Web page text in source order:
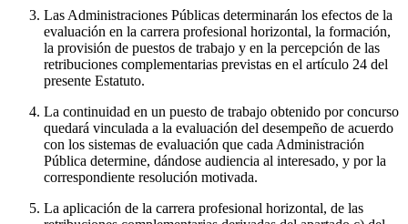
Las Administraciones Públicas determinarán los efectos de la
evaluación en la carrera profesional horizontal, la formación,
la provisión de puestos de trabajo y en la percepción de las
retribuciones complementarias previstas en el artículo 24 del
presente Estatuto.
La continuidad en un puesto de trabajo obtenido por concurso
quedará vinculada a la evaluación del desempeño de acuerdo
con los sistemas de evaluación que cada Administración
Pública determine, dándose audiencia al interesado, y por la
correspondiente resolución motivada.
La aplicación de la carrera profesional horizontal, de las